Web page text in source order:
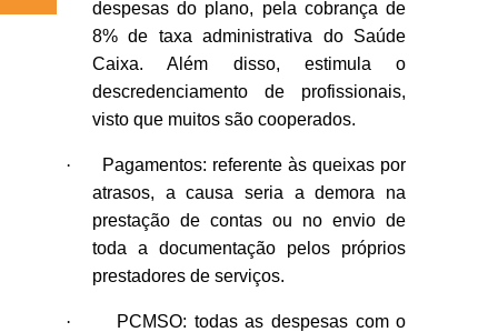
despesas do plano, pela cobrança de
8% de taxa administrativa do Saúde
Caixa. Além disso, estimula o
descredenciamento de profissionais,
visto que muitos são cooperados.
·
Pagamentos: referente às queixas por
atrasos, a causa seria a demora na
prestação de contas ou no envio de
toda a documentação pelos próprios
prestadores de serviços.
·
PCMSO: todas as despesas com o